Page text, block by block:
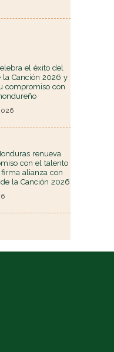
el éxito del
la Canción 2026 y
compromiso con
renueva
con el talento
alianza con
la Canción 2026